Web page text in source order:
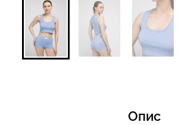
Опис
nude (бежевий) Giulia